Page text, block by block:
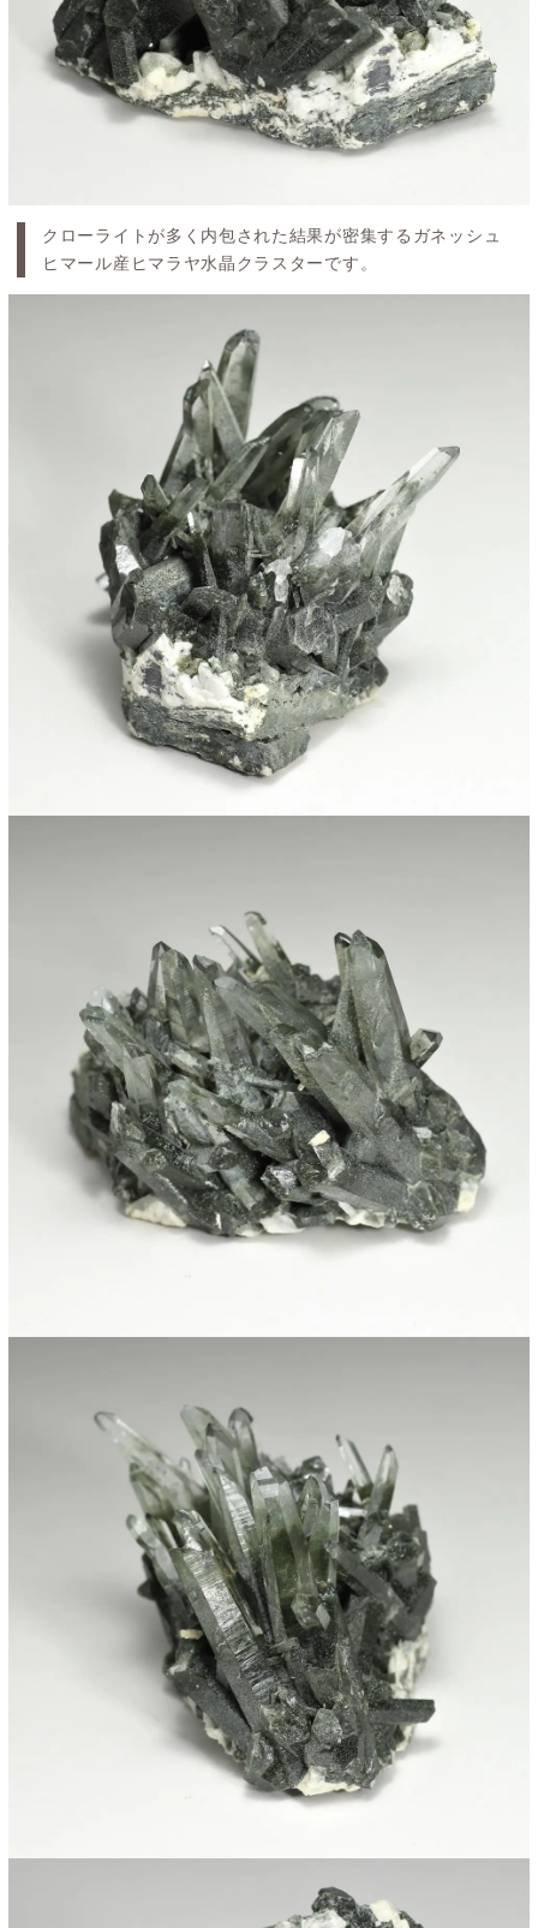
クローライトが多く内包された結果が密集するガネッシュ
ヒマール産ヒマラヤ水晶クラスターです。